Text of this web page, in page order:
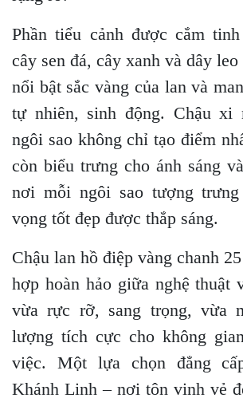
Phần tiểu cảnh được cắm
cây sen đá, cây xanh và dây
nổi bật sắc vàng của lan và
tự nhiên, sinh động. Chậu xi
ngôi sao không chỉ tạo điểm
còn biểu trưng cho ánh sáng
nơi mỗi ngôi sao tượng
vọng tốt đẹp được thắp sáng.
Chậu lan hồ điệp vàng chanh
hợp hoàn hảo giữa nghệ thuật
vừa rực rỡ, sang trọng, vừa
lượng tích cực cho không
việc. Một lựa chọn đẳng
Khánh Linh – nơi tôn vinh vẻ